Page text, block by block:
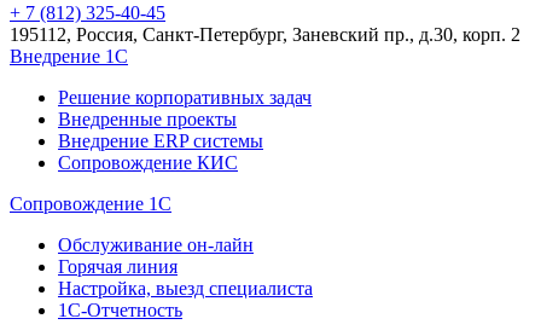
+ 7 (812) 325-40-45
195112, Россия, Санкт-Петербург, Заневский пр., д.30, корп. 2
Внедрение 1С
Решение корпоративных задач
Внедренные проекты
Внедрение ERP системы
Сопровождение КИС
Сопровождение 1С
Обслуживание он-лайн
Горячая линия
Настройка, выезд специалиста
1С-Отчетность